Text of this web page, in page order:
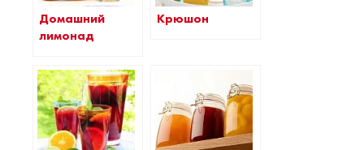
Домашний
лимонад
Крюшон